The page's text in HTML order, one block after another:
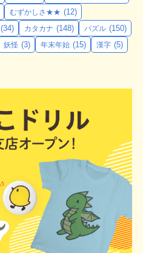
むずかしさ★★ (12)
(34) カタカナ (148) パズル (150)
妖怪 (3) 年末年始 (15) 漢字 (5)